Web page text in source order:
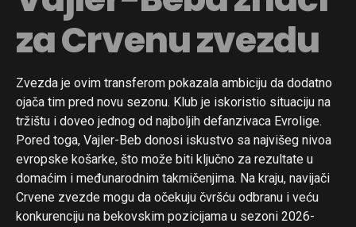
za Crvenu zvezdu
Zvezda je ovim transferom pokazala ambiciju da dodatno
ojača tim pred novu sezonu. Klub je iskoristio situaciju na
tržištu i doveo jednog od najboljih defanzivaca Evrolige.
Pored toga, Vajler-Beb donosi iskustvo sa najvišeg nivoa
evropske košarke, što može biti ključno za rezultate u
domaćim i međunarodnim takmičenjima. Na kraju, navijači
Crvene zvezde mogu da očekuju čvršću odbranu i veću
konkurenciju na bekovskim pozicijama u sezoni 2026-